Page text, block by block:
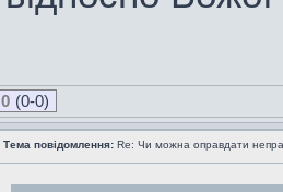
0 (0-0)
Тема повідомлення: Re: Чи можна оправдати